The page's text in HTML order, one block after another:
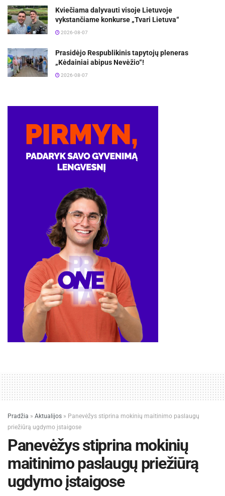
Kviečiama dalyvauti visoje Lietuvoje
vykstančiame konkurse „Tvari Lietuva“
2026-08-07
Prasidėjo Respublikinis tapytojų pleneras
„Kėdainiai abipus Nevėžio“!
2026-08-07
Pradžia » Aktualijos » Panevėžys stiprina mokinių maitinimo paslaugų
priežiūrą ugdymo įstaigose
Panevėžys stiprina mokinių
maitinimo paslaugų priežiūrą
ugdymo įstaigose